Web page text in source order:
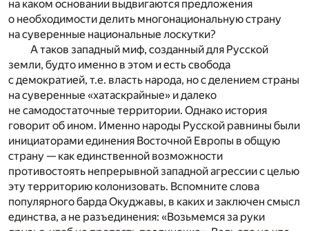
на каком основании выдвигаются предложения
о необходимости делить многонациональную страну
на суверенные национальные лоскутки?
А таков западный миф, созданный для Русской
земли, будто именно в этом и есть свобода
с демократией, т.е. власть народа, но с делением страны
на суверенные «хатаскрайные» и далеко
не самодостаточные территории. Однако история
говорит об ином. Именно народы Русской равнины были
инициаторами единения Восточной Европы в общую
страну — как единственной возможности
противостоять непрерывной западной агрессии с целью
эту территорию колонизовать. Вспомните слова
популярного барда Окуджавы, в каких и заключен смысл
единства, а не разъединения: «Возьмемся за руки